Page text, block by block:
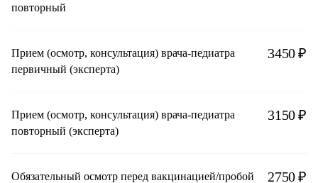
повторный
Прием (осмотр, консультация) врача-педиатра
первичный (эксперта)
3450 ₽
Прием (осмотр, консультация) врача-педиатра
повторный (эксперта)
3150 ₽
Обязательный осмотр перед вакцинацией/пробой
2750 ₽